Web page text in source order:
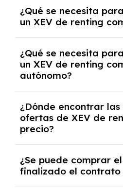
y, en algunos casos, una
crediticia y un pago inicial.
¿Qué se necesita
un XEV de renting
documentación financiera
casos, un informe de
y un pago inicial.
¿Qué se necesita
un XEV de renting
autónomo?
autónomos, justificante de
algunos casos, un
inicial.
¿Dónde encontrar las
ofertas de XEV de
precio?
mejores ofertas de
todos los gastos
entradas.
¿Se puede comprar
finalizado el contrato